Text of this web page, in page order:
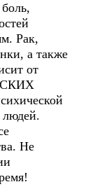
Рак,
а также
от
Не